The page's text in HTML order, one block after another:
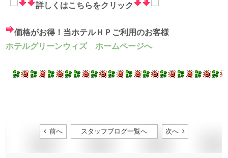
詳しくはこちらをクリック
価格がお得！当ホテルＨＰご利用のお客様
ホテルグリーンウィズ ホームページへ
前へ スタッフブログ一覧へ 次へ